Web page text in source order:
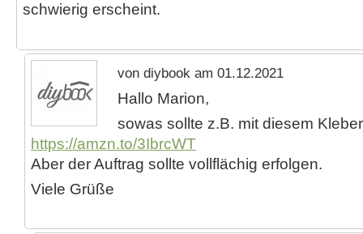
schwierig erscheint.
von diybook am 01.12.2021
Hallo Marion,
sowas sollte z.B. mit diesem
https://amzn.to/3IbrcWT
Aber der Auftrag sollte vollflächig erfolgen.
Viele Grüße